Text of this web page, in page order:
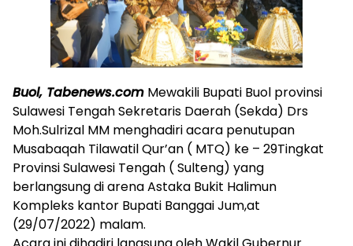
Buol, Tabenews.com Mewakili Bupati Buol provinsi
Sulawesi Tengah Sekretaris Daerah (Sekda) Drs
Moh.Sulrizal MM menghadiri acara penutupan
Musabaqah Tilawatil Qur’an ( MTQ) ke – 29Tingkat
Provinsi Sulawesi Tengah ( Sulteng) yang
berlangsung di arena Astaka Bukit Halimun
Kompleks kantor Bupati Banggai Jum,at
(29/07/2022) malam.